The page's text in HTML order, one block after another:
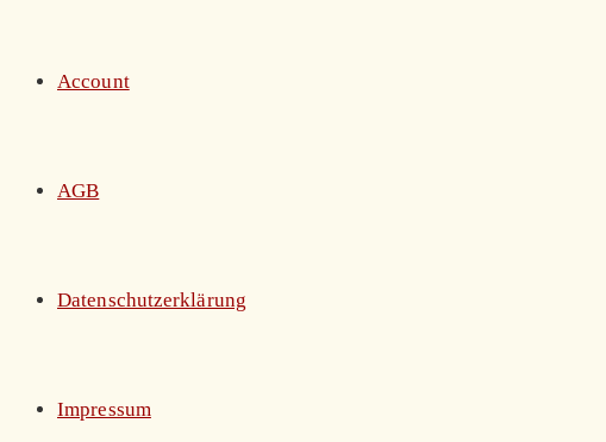
Account
AGB
Datenschutzerklärung
Impressum